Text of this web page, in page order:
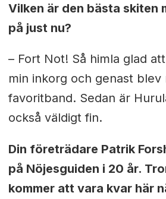
Vilken är den bästa skiten
på just nu?
– Fort Not! Så himla glad
min inkorg och genast blev
favoritband. Sedan är
också väldigt fin.
Din företrädare Patrik
på Nöjesguiden i 20 år.
kommer att vara kvar här